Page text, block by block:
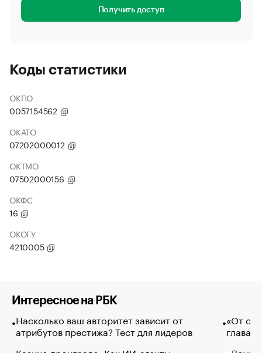
Получить доступ
Коды статистики
ОКПО
0057154562
ОКАТО
07202000012
ОКТМО
07502000156
ОКФС
16
ОКОГУ
4210005
Интересное на РБК
Насколько ваш авторитет зависит от
атрибутов престижа? Тест для лидеров
«От
глава